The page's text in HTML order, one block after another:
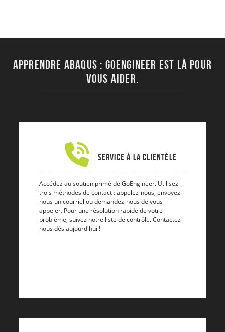
Apprendre ABAQUS : Goengineer est là pour
vous aider.
Service à la clientèle
Accédez au soutien primé de GoEngineer. Utilisez
trois méthodes de contact : appelez-nous, envoyez-
nous un courriel ou demandez-nous de vous
appeler. Pour une résolution rapide de votre
problème, suivez notre liste de contrôle. Contactez-
nous dès aujourd'hui !